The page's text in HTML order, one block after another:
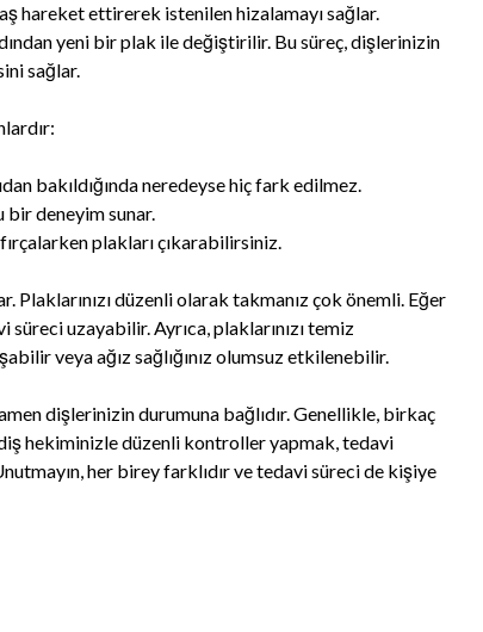
hareket ettirerek istenilen hizalamayı sağlar.
yeni bir plak ile değiştirilir. Bu süreç, dişlerinizin
sağlar.
bakıldığında neredeyse hiç fark edilmez.
deneyim sunar.
plakları çıkarabilirsiniz.
düzenli olarak takmanız çok önemli. Eğer
süreci uzayabilir. Ayrıca, plaklarınızı temiz
veya ağız sağlığınız olumsuz etkilenebilir.
dişlerinizin durumuna bağlıdır. Genellikle, birkaç
hekiminizle düzenli kontroller yapmak, tedavi
her birey farklıdır ve tedavi süreci de kişiye